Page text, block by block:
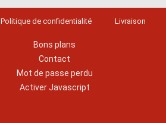
Politique de confidentialité Livraison
Bons plans
Contact
Mot de passe perdu
Activer Javascript